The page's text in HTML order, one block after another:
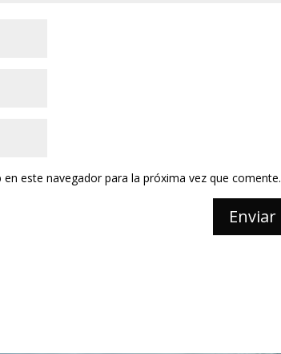
este navegador para la próxima vez que comente.